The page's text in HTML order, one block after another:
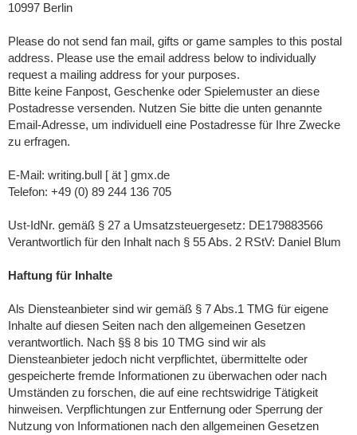
10997 Berlin
Please do not send fan mail, gifts or game samples to this postal
address. Please use the email address below to individually
request a mailing address for your purposes.
Bitte keine Fanpost, Geschenke oder Spielemuster an diese
Postadresse versenden. Nutzen Sie bitte die unten genannte
Email-Adresse, um individuell eine Postadresse für Ihre Zwecke
zu erfragen.
E-Mail: writing.bull [ ät ] gmx.de
Telefon: +49 (0) 89 244 136 705
Ust-IdNr. gemäß § 27 a Umsatzsteuergesetz: DE179883566
Verantwortlich für den Inhalt nach § 55 Abs. 2 RStV: Daniel Blum
Haftung für Inhalte
Als Diensteanbieter sind wir gemäß § 7 Abs.1 TMG für eigene
Inhalte auf diesen Seiten nach den allgemeinen Gesetzen
verantwortlich. Nach §§ 8 bis 10 TMG sind wir als
Diensteanbieter jedoch nicht verpflichtet, übermittelte oder
gespeicherte fremde Informationen zu überwachen oder nach
Umständen zu forschen, die auf eine rechtswidrige Tätigkeit
hinweisen. Verpflichtungen zur Entfernung oder Sperrung der
Nutzung von Informationen nach den allgemeinen Gesetzen